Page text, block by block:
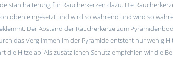
für Räucherkerzen dazu. Die
oben eingesetzt und wird so während und wird so
Der Abstand der Räucherkerze zum
das Verglimmen im der Pyramide entsteht nur wenig
die Hitze ab. Als zusätzlichen Schutz empfehlen wir die